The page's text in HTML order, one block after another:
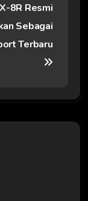
8R Resmi
Sebagai
Terbaru